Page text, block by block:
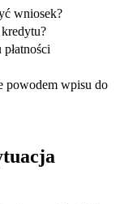
wniosek?
kredytu?
powodem wpisu do